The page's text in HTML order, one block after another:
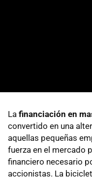
La financiación en
convertido en una
aquellas pequeñas
fuerza en el mercado
financiero necesario
accionistas. La